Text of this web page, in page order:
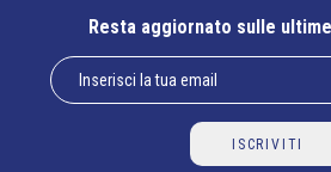
Resta aggiornato sulle
ISCRIVITI